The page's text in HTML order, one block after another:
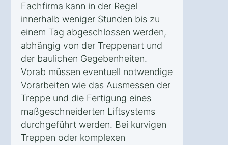
Fachfirma kann in der Regel
innerhalb weniger Stunden bis zu
einem Tag abgeschlossen werden,
abhängig von der Treppenart und
der baulichen Gegebenheiten.
Vorab müssen eventuell notwendige
Vorarbeiten wie das Ausmessen der
Treppe und die Fertigung eines
maßgeschneiderten Liftsystems
durchgeführt werden. Bei kurvigen
Treppen oder komplexen